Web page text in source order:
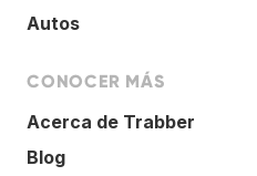
Autos
CONOCER MÁS
Acerca de Trabber
Blog